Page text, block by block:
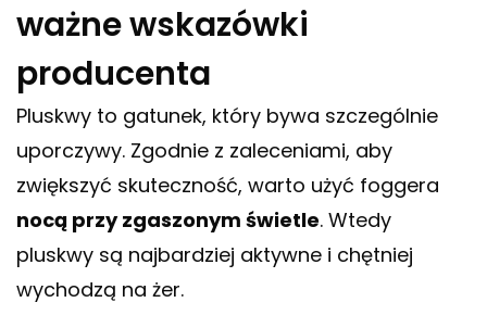
ważne wskazówki
producenta
Pluskwy to gatunek, który bywa szczególnie
uporczywy. Zgodnie z zaleceniami, aby
zwiększyć skuteczność, warto użyć foggera
nocą przy zgaszonym świetle. Wtedy
pluskwy są najbardziej aktywne i chętniej
wychodzą na żer.